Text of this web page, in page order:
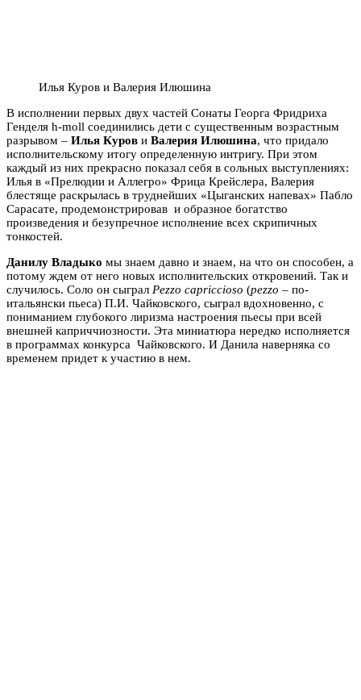
Илья Куров и Валерия Илюшина
В исполнении первых двух частей Сонаты Георга Фридриха
Генделя h-moll соединились дети c cущественным возрастным
разрывом – Илья Куров и Валерия Илюшина, что придало
исполнительскому итогу определенную интригу. При этом
каждый из них прекрасно показал себя в сольных выступлениях:
Илья в «Прелюдии и Аллегро» Фрица Крейслера, Валерия
блестяще раскрылась в труднейших «Цыганских напевах» Пабло
Сарасате, продемонстрировав и образное богатство
произведения и безупречное исполнение всех скрипичных
тонкостей.
Данилу Владыко мы знаем давно и знаем, на что он способен, а
потому ждем от него новых исполнительских откровений. Так и
случилось. Соло он сыграл Pezzo capriccioso (pezzo – по-
итальянски пьеса) П.И. Чайковского, сыграл вдохновенно, с
пониманием глубокого лиризма настроения пьесы при всей
внешней каприччиозности. Эта миниатюра нередко исполняется
в программах конкурса Чайковского. И Данила наверняка со
временем придет к участию в нем.